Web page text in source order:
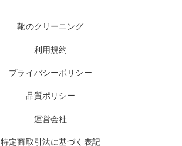
靴のクリーニング
利用規約
プライバシーポリシー
品質ポリシー
運営会社
特定商取引法に基づく表記